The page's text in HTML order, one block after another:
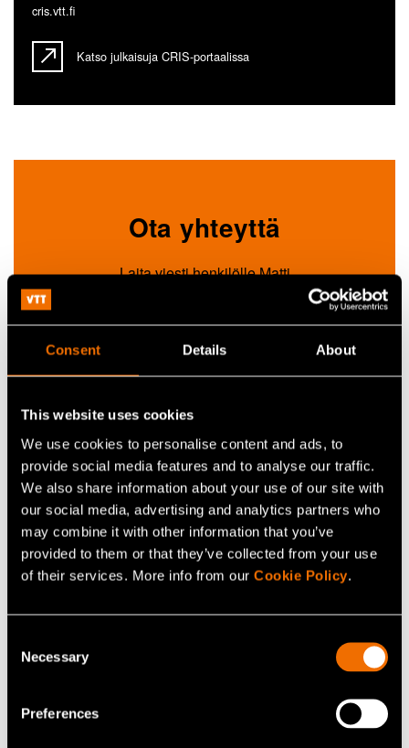
Consent Details About
This website uses cookies
We use cookies to personalise content and ads, to
provide social media features and to analyse our traffic.
We also share information about your use of our site with
our social media, advertising and analytics partners who
may combine it with other information that you’ve
provided to them or that they’ve collected from your use
of their services. More info from our Cookie Policy.
Selection
Necessary
Preferences
cris.vtt.fi
Katso julkaisuja CRIS-portaalissa
Ota yhteyttä
Laita viesti henkilölle Matti
oivalluksia ja ratkaisuja.
Ota yhteyttä
Kumppanisi kestävään
kasvuun